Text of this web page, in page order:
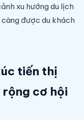
xu hướng du lịch
được du khách
tiến thị
cơ hội